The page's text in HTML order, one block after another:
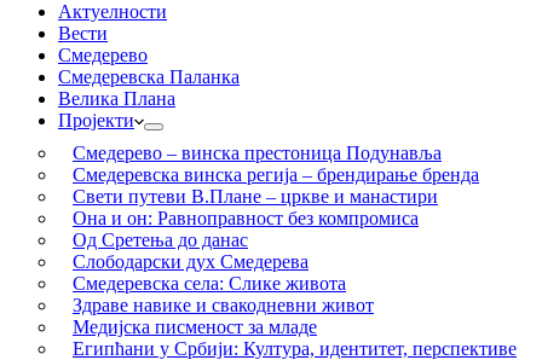
Актуелности
Вести
Смедерево
Смедеревска Паланка
Велика Плана
Пројекти
Смедерево – винска престоница Подунавља
Смедеревска винска регија – брендирање бренда
Свети путеви В.Плане – цркве и манастири
Она и он: Равноправност без компромиса
Од Сретења до данас
Слободарски дух Смедерева
Смедеревска села: Слике живота
Здраве навике и свакодневни живот
Медијска писменост за младе
Египћани у Србији: Култура, идентитет, перспективе